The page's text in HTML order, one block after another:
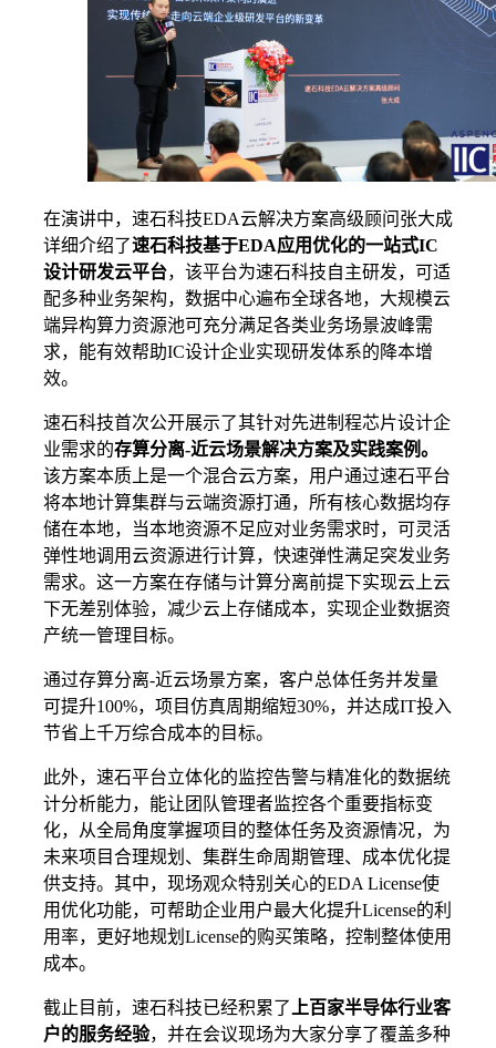
在演讲中，速石科技EDA云解决方案高级顾问张大成
详细介绍了速石科技基于EDA应用优化的一站式IC
设计研发云平台，该平台为速石科技自主研发，可适
配多种业务架构，数据中心遍布全球各地，大规模云
端异构算力资源池可充分满足各类业务场景波峰需
求，能有效帮助IC设计企业实现研发体系的降本增
效。
速石科技首次公开展示了其针对先进制程芯片设计企
业需求的存算分离-近云场景解决方案及实践案例。
该方案本质上是一个混合云方案，用户通过速石平台
将本地计算集群与云端资源打通，所有核心数据均存
储在本地，当本地资源不足应对业务需求时，可灵活
弹性地调用云资源进行计算，快速弹性满足突发业务
需求。这一方案在存储与计算分离前提下实现云上云
下无差别体验，减少云上存储成本，实现企业数据资
产统一管理目标。
通过存算分离-近云场景方案，客户总体任务并发量
可提升100%，项目仿真周期缩短30%，并达成IT投入
节省上千万综合成本的目标。
此外，速石平台立体化的监控告警与精准化的数据统
计分析能力，能让团队管理者监控各个重要指标变
化，从全局角度掌握项目的整体任务及资源情况，为
未来项目合理规划、集群生命周期管理、成本优化提
供支持。其中，现场观众特别关心的EDA License使
用优化功能，可帮助企业用户最大化提升License的利
用率，更好地规划License的购买策略，控制整体使用
成本。
截止目前，速石科技已经积累了上百家半导体行业客
户的服务经验，并在会议现场为大家分享了覆盖多种